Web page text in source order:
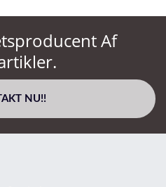
Af
NU!!